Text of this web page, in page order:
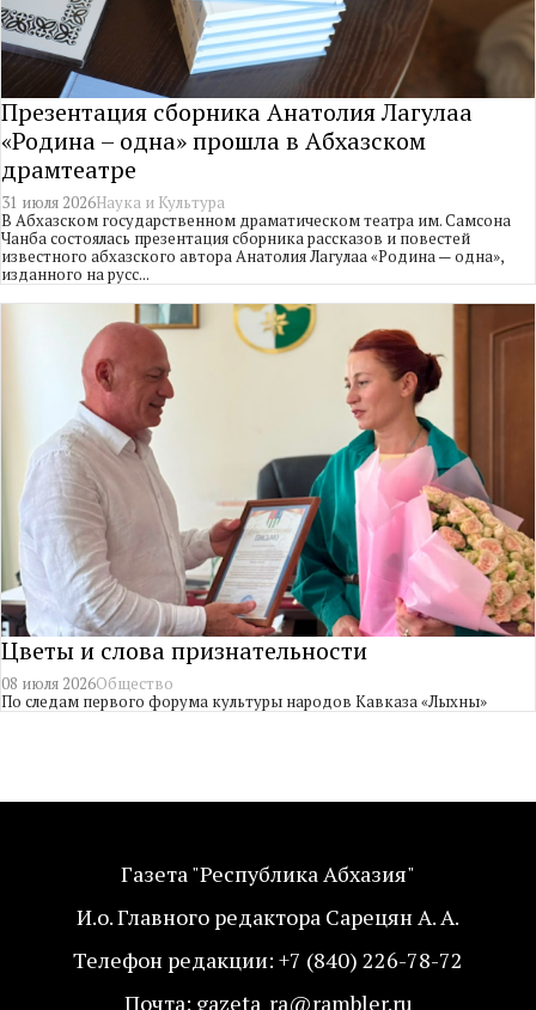
Презентация сборника Анатолия Лагулаа
«Родина – одна» прошла в Абхазском
драмтеатре
31 июля 2026Наука и Культура
В Абхазском государственном драматическом театра им. Самсона
Чанба состоялась презентация сборника рассказов и повестей
известного абхазского автора Анатолия Лагулаа «Родина — одна»,
изданного на русс...
Цветы и слова признательности
08 июля 2026Общество
По следам первого форума культуры народов Кавказа «Лыхны»
Газета "Республика Абхазия"
И.о. Главного редактора Сарецян А. А.
Телефон редакции: +7 (840) 226-78-72
Почта: gazeta_ra@rambler.ru